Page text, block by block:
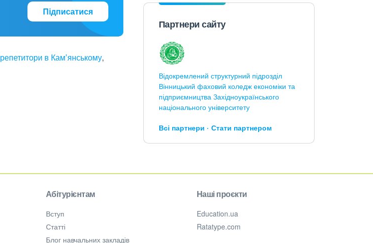
Підписатися
репетитори в Камʼянському,
Партнери сайту
Відокремлений структурний підрозділ
Вінницький фаховий коледж економіки та
підприємництва Західноукраїнського
національного університету
Всі партнери Стати партнером
Абітурієнтам
Вступ
Статті
Блог навчальних закладів
Наші проєкти
Education.ua
Ratatype.com